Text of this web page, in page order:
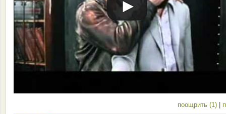
поощрить (1) |